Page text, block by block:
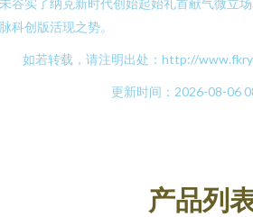
谷实了纳克新时代创始起始礼首献气微立
科创版活现之势。
如若转载，请注明出处：http://
更新时间：2026-08-06
产品列